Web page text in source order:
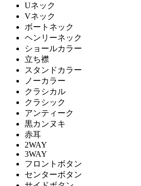
Uネック
Vネック
ボートネック
ヘンリーネック
ショールカラー
立ち襟
スタンドカラー
ノーカラー
クラシカル
クラシック
アンティーク
黒カンヌキ
赤耳
2WAY
3WAY
フロントボタン
センターボタン